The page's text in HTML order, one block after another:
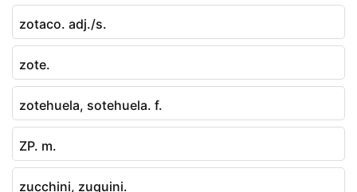
zotaco. adj./s.
zote.
zotehuela, sotehuela. f.
ZP. m.
zucchini, zuquini.